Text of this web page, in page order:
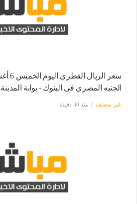
الجنيه المصري في البنوك - بوابة المدينة
غير مصنف منذ 30 دقيقة